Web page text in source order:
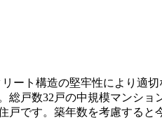
ート構造の堅牢性により適
戸数32戸の中規模マンシ
です。築年数を考慮すると